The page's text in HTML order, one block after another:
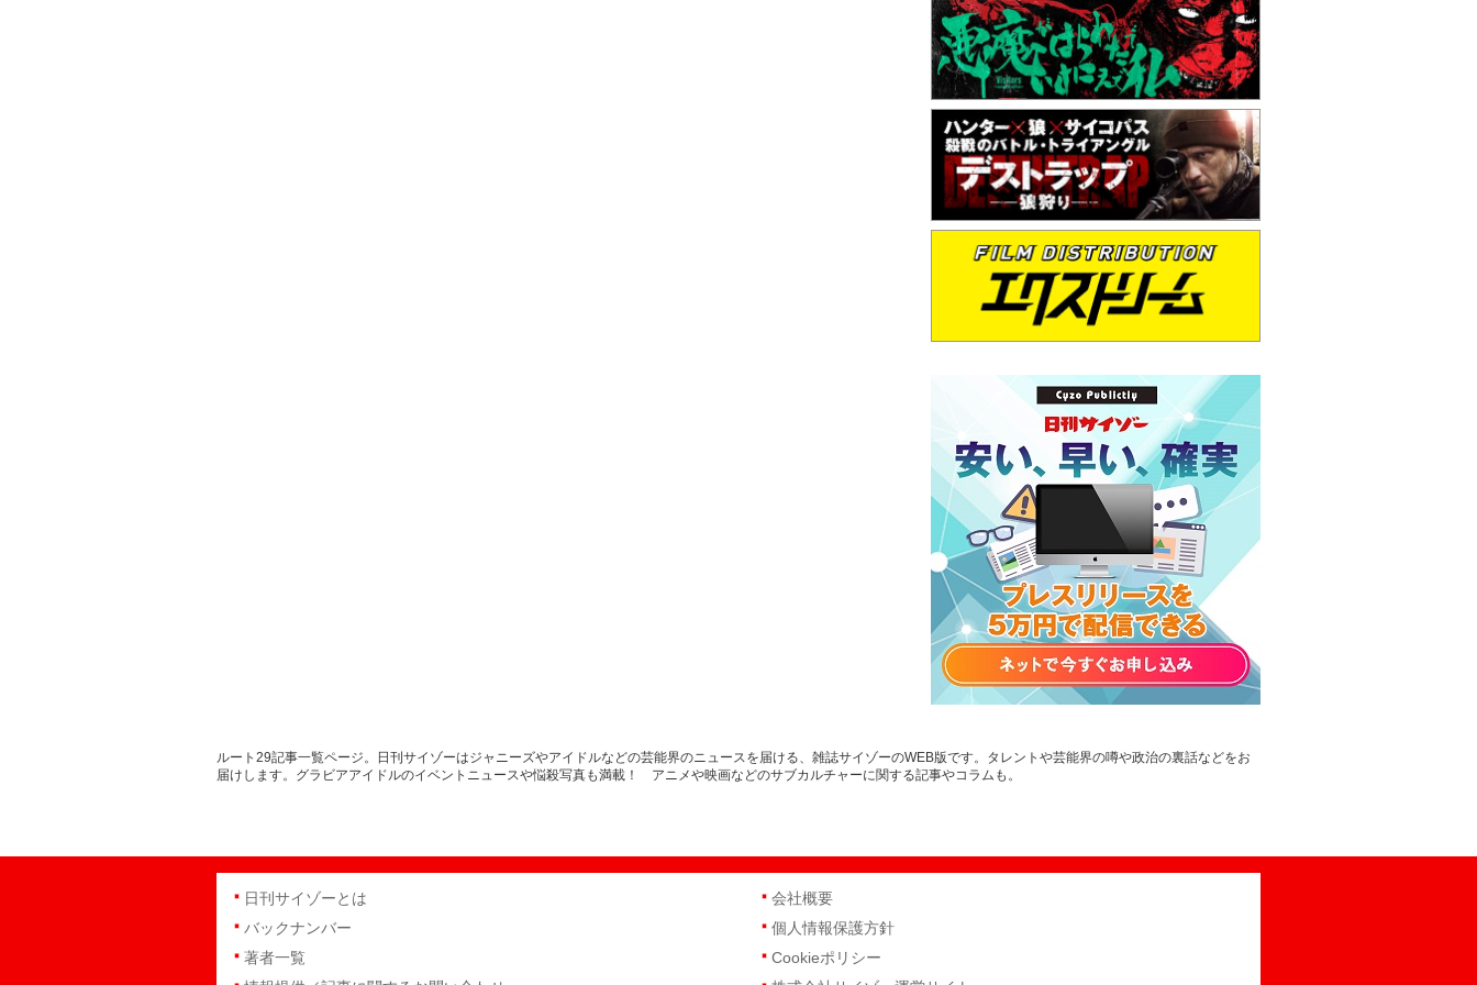
ルート29記事一覧ページ。日刊サイゾーはジャニーズやアイドルなどの芸能界のニュースを届ける、雑誌サイゾーのWEB版です。タレントや芸能界の噂や政治の裏話などをお
届けします。グラビアアイドルのイベントニュースや悩殺写真も満載！ アニメや映画などのサブカルチャーに関する記事やコラムも。
日刊サイゾーとは
バックナンバー
著者一覧
会社概要
個人情報保護方針
Cookieポリシー